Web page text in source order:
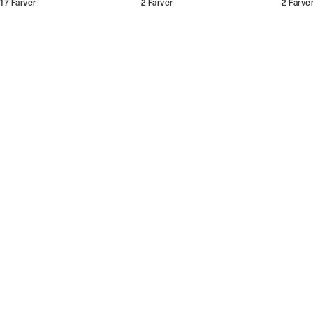
17 Farver
2 Farver
2